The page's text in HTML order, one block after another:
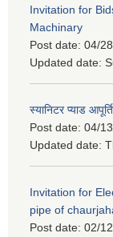
Invitation for
Machinary
Post date: 04/
Updated date:
स्यानिटर प्याड
Post date: 04/
Updated date:
Invitation for
pipe of
Post date: 02/